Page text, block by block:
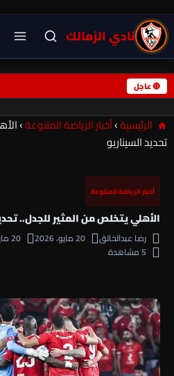
نادي الزمالك
🔴 عاجل
الرئيسية›أخبار الرياضة المتنوعة›
تحديد السيناريو
أخبار الرياضة المتنوعة
الأهلي يتخلص من المثير للجدل..
رضا عبدالخالق 20 مايو، 2026 20 مايو، 2026
5 مشاهدة